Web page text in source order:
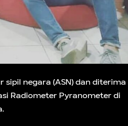
sipil negara (ASN) dan diterima
Radiometer Pyranometer di